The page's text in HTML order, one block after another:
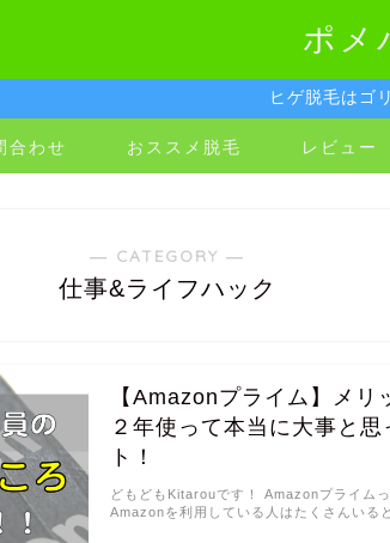
ポメ
ヒゲ脱毛はゴ
合わせ おススメ脱毛 レビュー
― CATEGORY ―
仕事&ライフハック
【Amazonプライム】メリ
２年使って本当に大事と
ト！
どもどもKitarouです！ Amazonプライム
Amazonを利用している人はたくさんいる